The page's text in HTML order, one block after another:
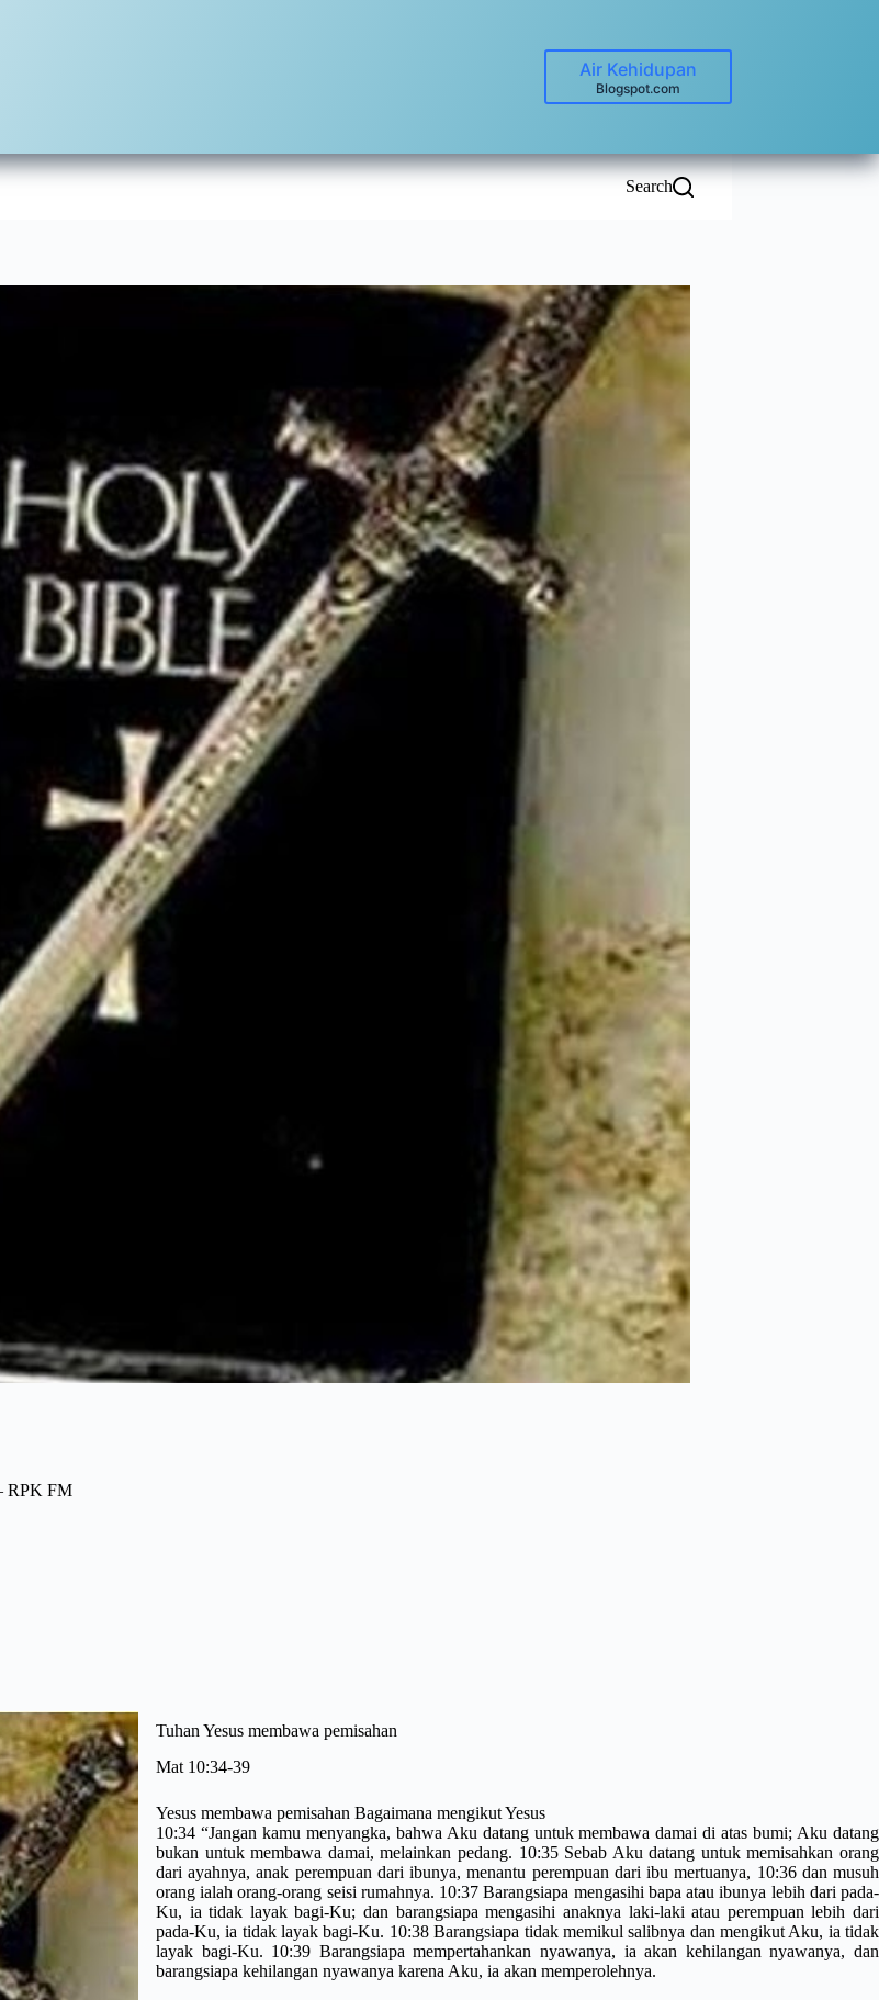
Air Kehidupan
Blogspot.com
Search
RPK FM
Tuhan Yesus membawa pemisahan
Mat 10:34-39
Yesus membawa pemisahan Bagaimana mengikut Yesus
10:34 “Jangan kamu menyangka, bahwa Aku datang untuk membawa damai di atas bumi; Aku datang
bukan untuk membawa damai, melainkan pedang. 10:35 Sebab Aku datang untuk memisahkan orang
dari ayahnya, anak perempuan dari ibunya, menantu perempuan dari ibu mertuanya, 10:36 dan musuh
orang ialah orang-orang seisi rumahnya. 10:37 Barangsiapa mengasihi bapa atau ibunya lebih dari pada-
Ku, ia tidak layak bagi-Ku; dan barangsiapa mengasihi anaknya laki-laki atau perempuan lebih dari
pada-Ku, ia tidak layak bagi-Ku. 10:38 Barangsiapa tidak memikul salibnya dan mengikut Aku, ia tidak
layak bagi-Ku. 10:39 Barangsiapa mempertahankan nyawanya, ia akan kehilangan nyawanya, dan
barangsiapa kehilangan nyawanya karena Aku, ia akan memperolehnya.